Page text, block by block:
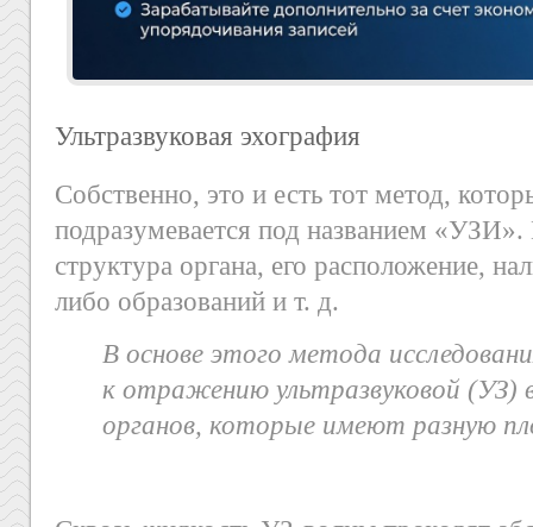
Ультразвуковая эхография
Собственно, это и есть тот метод,
подразумевается под названием
структура органа, его расположение,
либо образований и т. д.
В основе этого метода
к отражению ультразвуковой (УЗ)
органов, которые имеют разную